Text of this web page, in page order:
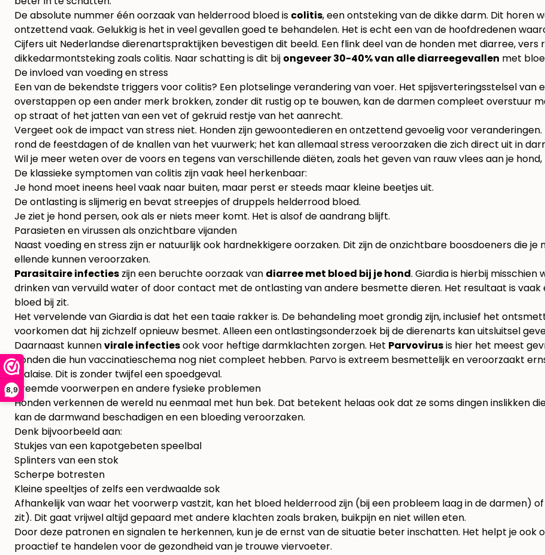
8,9
De absolute nummer één oorzaak van helderrood bloed is colitis, een ontsteking van de dikke darm. Dit horen
ontzettend vaak. Gelukkig is het in veel gevallen goed te behandelen. Het is echt een van de hoofdredenen
Cijfers uit Nederlandse dierenartspraktijken bevestigen dit beeld. Een flink deel van de honden met diarree,
dikkedarmontsteking zoals colitis. Naar schatting is dit bij ongeveer 30-40% van alle diarreegevallen met
De invloed van voeding en stress
Een van de bekendste triggers voor colitis? Een plotselinge verandering van voer. Het spijsverteringsstelsel van
overstappen op een ander merk brokken, zonder dit rustig op te bouwen, kan de darmen compleet overstuur
op straat of het jatten van een vet of gekruid restje van het aanrecht.
Vergeet ook de impact van stress niet. Honden zijn gewoontedieren en ontzettend gevoelig voor veranderingen.
rond de feestdagen of de knallen van het vuurwerk; het kan allemaal stress veroorzaken die zich direct uit in
Wil je meer weten over de voors en tegens van verschillende diëten, zoals het geven van rauw vlees aan je hond
De klassieke symptomen van colitis zijn vaak heel herkenbaar:
Je hond moet ineens heel vaak naar buiten, maar perst er steeds maar kleine beetjes uit.
De ontlasting is slijmerig en bevat streepjes of druppels helderrood bloed.
Je ziet je hond persen, ook als er niets meer komt. Het is alsof de aandrang blijft.
Parasieten en virussen als onzichtbare vijanden
Naast voeding en stress zijn er natuurlijk ook hardnekkigere oorzaken. Dit zijn de onzichtbare boosdoeners die
ellende kunnen veroorzaken.
Parasitaire infecties zijn een beruchte oorzaak van diarree met bloed bij je hond. Giardia is hierbij
drinken van vervuild water of door contact met de ontlasting van andere besmette dieren. Het resultaat is vaak
bloed bij zit.
Het vervelende van Giardia is dat het een taaie rakker is. De behandeling moet grondig zijn, inclusief het
voorkomen dat hij zichzelf opnieuw besmet. Alleen een ontlastingsonderzoek bij de dierenarts kan uitsluitsel
Daarnaast kunnenvirale infectiesook voor heftige darmklachten zorgen. Het Parvovirusis hier het meest
honden die hun vaccinatieschema nog niet compleet hebben. Parvo is extreem besmettelijk en veroorzaakt
malaise. Dit is zonder twijfel een spoedgeval.
Vreemde voorwerpen en andere fysieke problemen
Honden verkennen de wereld nu eenmaal met hun bek. Dat betekent helaas ook dat ze soms dingen inslikken
kan de darmwand beschadigen en een bloeding veroorzaken.
Denk bijvoorbeeld aan:
Stukjes van een kapotgebeten speelbal
Splinters van een stok
Scherpe botresten
Kleine speeltjes of zelfs een verdwaalde sok
Afhankelijk van waar het voorwerp vastzit, kan het bloed helderrood zijn (bij een probleem laag in de darmen)
zit). Dit gaat vrijwel altijd gepaard met andere klachten zoals braken, buikpijn en niet willen eten.
Door deze patronen en signalen te herkennen, kun je de ernst van de situatie beter inschatten. Het helpt je ook
proactief te handelen voor de gezondheid van je trouwe viervoeter.